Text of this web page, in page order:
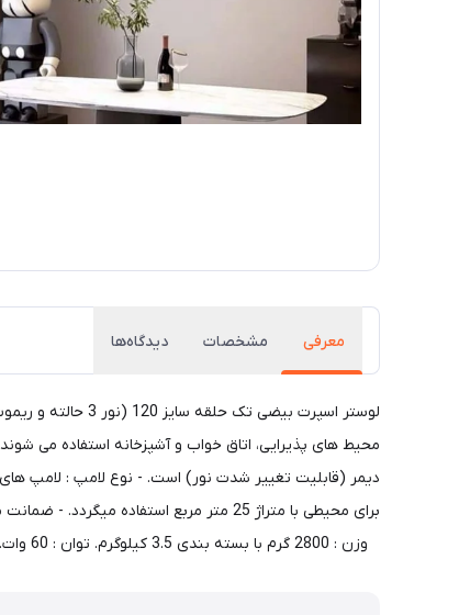
معرفی مشخصات دیدگاه‌ها
لوستر اسپرت
دیمر (قابلیت تغییر شدت نور) است. - نوع لامپ : لامپ
وزن : 2800 گرم با بسته بندی 3.5 کیلوگرم. توان : 60 وات. جنس بدنه : آلومینیوم رنگ بدنه : مشکی ، سفید ، طلایی. حالت نوردهی : چند رنگ، نور از بیرون. ارسال فوری + گارانتی